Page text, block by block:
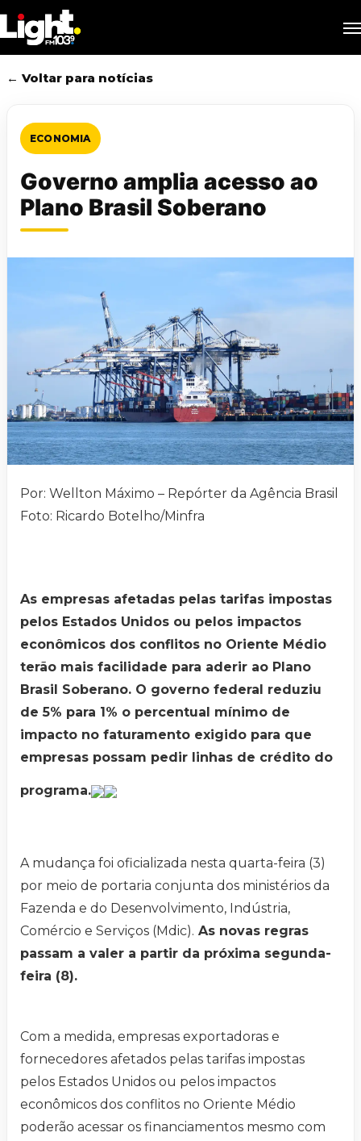
to
main
content
← Voltar para notícias
ECONOMIA
Governo amplia acesso ao
Plano Brasil Soberano
Por: Wellton Máximo – Repórter da Agência Brasil
Foto: Ricardo Botelho/Minfra
As empresas afetadas pelas tarifas impostas
pelos Estados Unidos ou pelos impactos
econômicos dos conflitos no Oriente Médio
terão mais facilidade para aderir ao Plano
Brasil Soberano. O governo federal reduziu
de 5% para 1% o percentual mínimo de
impacto no faturamento exigido para que
empresas possam pedir linhas de crédito do
programa.
A mudança foi oficializada nesta quarta-feira (3)
por meio de portaria conjunta dos ministérios da
Fazenda e do Desenvolvimento, Indústria,
Comércio e Serviços (Mdic). As novas regras
passam a valer a partir da próxima segunda-
feira (8).
Com a medida, empresas exportadoras e
fornecedores afetados pelas tarifas impostas
pelos Estados Unidos ou pelos impactos
econômicos dos conflitos no Oriente Médio
poderão acessar os financiamentos mesmo com